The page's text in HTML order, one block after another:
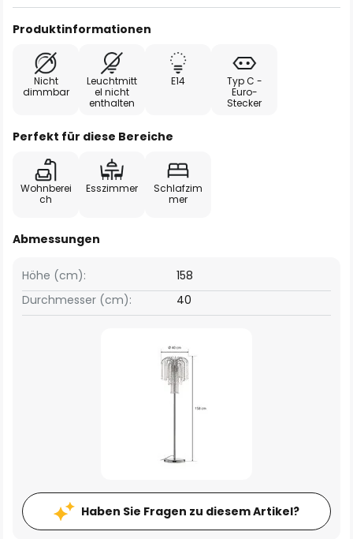
Produktinformationen
Nicht
dimmbar
Leuchtmitt
el nicht
enthalten
E14
Typ C -
Euro-
Stecker
Perfekt für diese Bereiche
Wohnberei
ch
Esszimmer
Schlafzim
mer
Abmessungen
Höhe (cm):
158
Durchmesser (cm):
40
Haben Sie Fragen zu diesem Artikel?